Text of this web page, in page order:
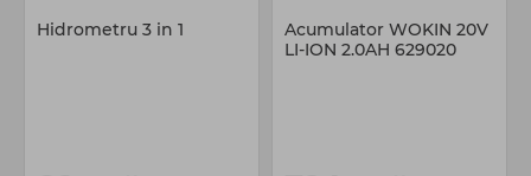
Hidrometru 3 in 1
Acumulator WOKIN 20V
LI-ION 2.0AH 629020